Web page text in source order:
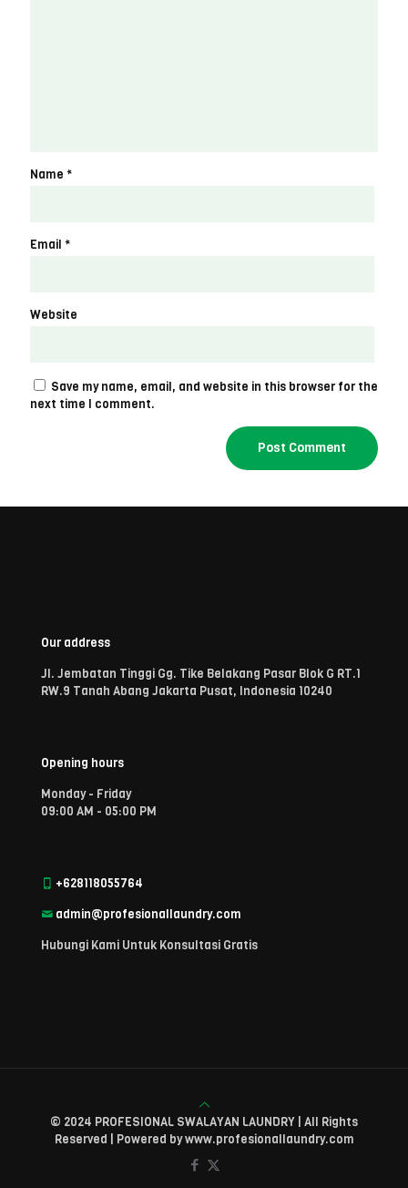
Name *
Email *
Website
Save my name, email, and website in this browser for the
next time I comment.
Our address
Jl. Jembatan Tinggi Gg. Tike Belakang Pasar Blok G RT.1
RW.9 Tanah Abang Jakarta Pusat, Indonesia 10240
Opening hours
Monday - Friday
09:00 AM - 05:00 PM
+628118055764
admin@profesionallaundry.com
Hubungi Kami Untuk Konsultasi Gratis
© 2024 PROFESIONAL SWALAYAN LAUNDRY | All Rights
Reserved | Powered by www.profesionallaundry.com